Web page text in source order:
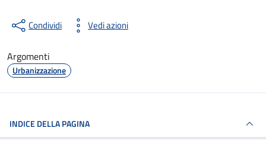
Condividi Vedi azioni
Argomenti
Urbanizzazione
INDICE DELLA PAGINA